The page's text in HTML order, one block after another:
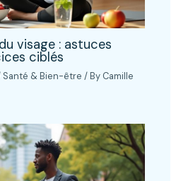
visage : astuces
ciblés
Santé & Bien-être / By Camille